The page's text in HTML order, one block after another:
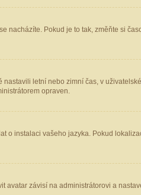
Pokud je to tak, změňte si
letní nebo zimní čas, v
opraven.
instalaci vašeho jazyka. Pokud
závisí na administrátorovi a